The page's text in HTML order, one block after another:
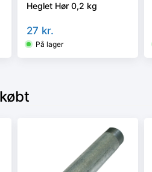
Heglet Hør 0,2 kg
27 kr.
På lager